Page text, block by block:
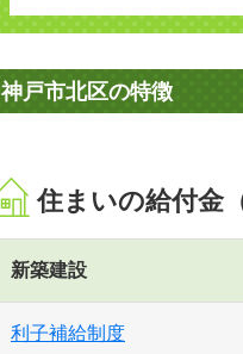
神戸市北区の特徴
住まいの給付金
新築建設
利子補給制度